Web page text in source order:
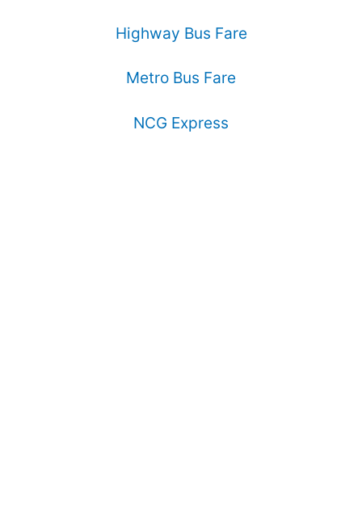
Highway Bus Fare
Metro Bus Fare
NCG Express